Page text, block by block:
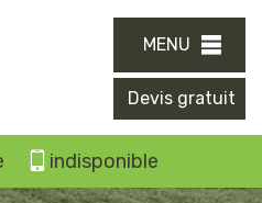
MENU
Devis gratuit
indisponible